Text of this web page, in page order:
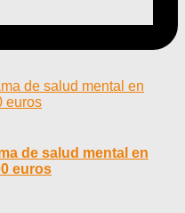
de salud mental en
euros